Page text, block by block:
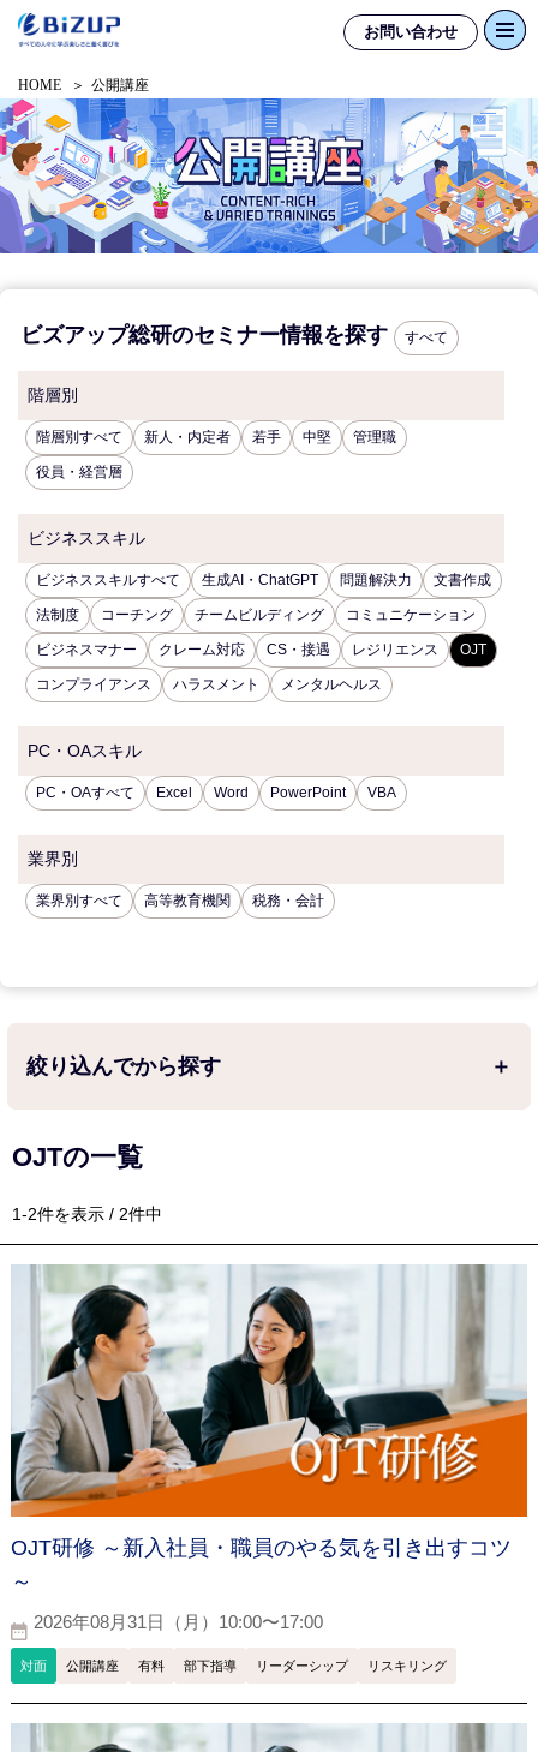
お問い合わせ
HOME 公開講座
ビズアップ総研のセミナー情報を探す すべて
階層別
階層別すべて 新人・内定者 若手 中堅 管理職
役員・経営層
ビジネススキル
ビジネススキルすべて 生成AI・ChatGPT 問題解決力 文書作成
法制度 コーチング チームビルディング コミュニケーション
ビジネスマナー クレーム対応 CS・接遇 レジリエンス OJT
コンプライアンス ハラスメント メンタルヘルス
PC・OAスキル
PC・OAすべて Excel Word PowerPoint VBA
業界別
業界別すべて 高等教育機関 税務・会計
絞り込んでから探す
OJTの一覧
1-2件を表示 / 2件中
OJT研修 ～新入社員・職員のやる気を引き出すコツ
～
2026年08月31日（月）10:00〜17:00
対面 公開講座 有料 部下指導 リーダーシップ リスキリング